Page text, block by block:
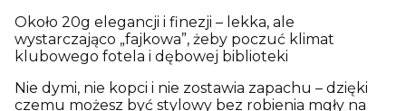
Około 20g elegancji i finezji – lekka, ale
wystarczająco „fajkowa”, żeby poczuć klimat
klubowego fotela i dębowej biblioteki
Nie dymi, nie kopci i nie zostawia zapachu – dzięki
czemu możesz być stylowy bez robienia mgły na